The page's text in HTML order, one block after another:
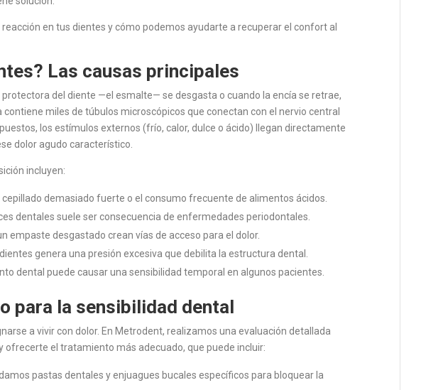
en tus dientes y cómo podemos ayudarte a recuperar el confort al
Las causas principales
protectora del diente —el esmalte— se desgasta o cuando la encía se retrae,
miles de túbulos microscópicos que conectan con el nervio central
los estímulos externos (frío, calor, dulce o ácido) llegan directamente
dolor agudo característico.
incluyen:
cepillado demasiado fuerte o el consumo frecuente de alimentos ácidos.
dentales suele ser consecuencia de enfermedades periodontales.
empaste desgastado crean vías de acceso para el dolor.
genera una presión excesiva que debilita la estructura dental.
dental puede causar una sensibilidad temporal en algunos pacientes.
para la sensibilidad dental
a vivir con dolor. En Metrodent, realizamos una evaluación detallada
ofrecerte el tratamiento más adecuado, que puede incluir:
pastas dentales y enjuagues bucales específicos para bloquear la